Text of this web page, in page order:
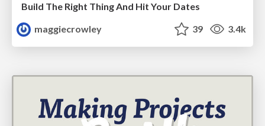
Build The Right Thing And Hit Your Dates
maggiecrowley
39 3.4k